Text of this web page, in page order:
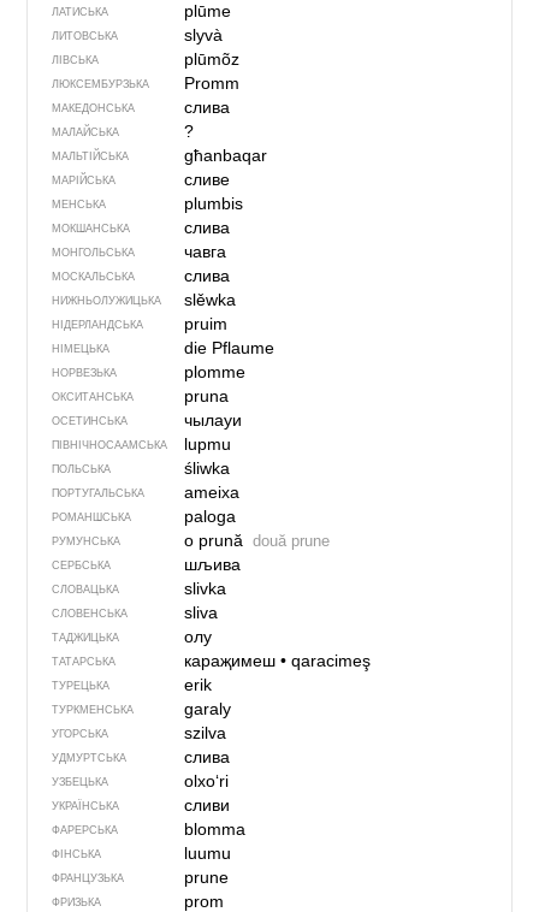
ЛАТИСЬКА plūme
ЛИТОВСЬКА slyvà
ЛІВСЬКА plūmõz
ЛЮКСЕМБУРЗЬКА Promm
МАКЕДОНСЬКА слива
МАЛАЙСЬКА ?
МАЛЬТІЙСЬКА għanbaqar
МАРІЙСЬКА сливе
МЕНСЬКА plumbis
МОКШАНСЬКА слива
МОНГОЛЬСЬКА чавга
МОСКАЛЬСЬКА слива
НИЖНЬОЛУЖИЦЬКА slěwka
НІДЕРЛАНДСЬКА pruim
НІМЕЦЬКА die Pflaume
НОРВЕЗЬКА plomme
ОКСИТАНСЬКА pruna
ОСЕТИНСЬКА чылауи
ПІВНІЧНОСААМСЬКА lupmu
ПОЛЬСЬКА śliwka
ПОРТУГАЛЬСЬКА ameixa
РОМАНШСЬКА paloga
РУМУНСЬКА o prună două prune
СЕРБСЬКА шљива
СЛОВАЦЬКА slivka
СЛОВЕНСЬКА sliva
ТАДЖИЦЬКА олу
ТАТАРСЬКА караҗимеш• qaracimeş
ТУРЕЦЬКА erik
ТУРКМЕНСЬКА garaly
УГОРСЬКА szilva
УДМУРТСЬКА слива
УЗБЕЦЬКА olxoʻri
УКРАЇНСЬКА сливи
ФАРЕРСЬКА blomma
ФІНСЬКА luumu
ФРАНЦУЗЬКА prune
ФРИЗЬКА prom